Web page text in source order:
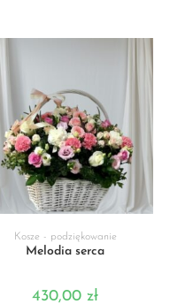
DODAJ DO KOSZYKA
Kosze - podziękowanie
Melodia serca
430,00zł